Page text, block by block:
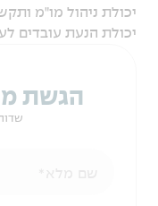
יכולת ניהול מו"מ
יכולת הנעת עובדים
הגשת